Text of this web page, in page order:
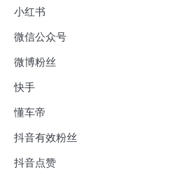
小红书
微信公众号
微博粉丝
快手
懂车帝
抖音有效粉丝
抖音点赞